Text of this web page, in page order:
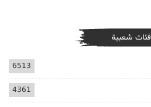
فئات شعبية
6513
4361